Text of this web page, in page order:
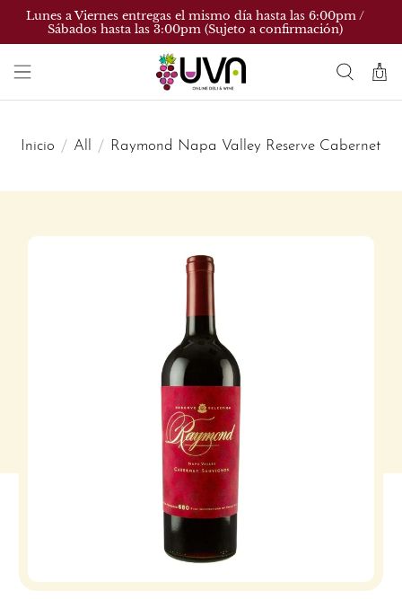
Lunes a Viernes entregas el mismo día hasta las 6:00pm /
Sábados hasta las 3:00pm (Sujeto a confirmación)
Inicio All Raymond Napa Valley Reserve Cabernet